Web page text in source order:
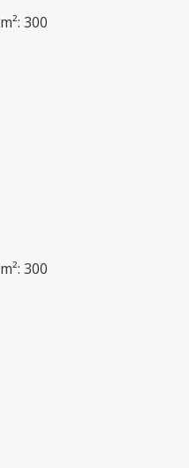
m²: 300
m²: 300